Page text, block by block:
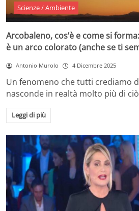
Scienze / Ambiente
Arcobaleno, cos’è e come si
è un arco colorato (anche se ti
Antonio Murolo 4 Dicembre 2025
Un fenomeno che tutti crediamo
nasconde in realtà molto più di
Leggi di più